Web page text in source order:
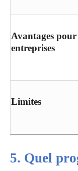
Avantages pour
entreprises
Limites
5. Quel